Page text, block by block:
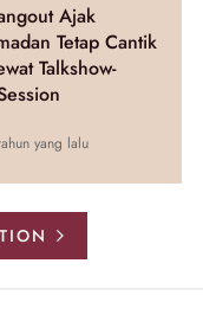
Ajak
Tetap Cantik
Talkshow-
yang lalu